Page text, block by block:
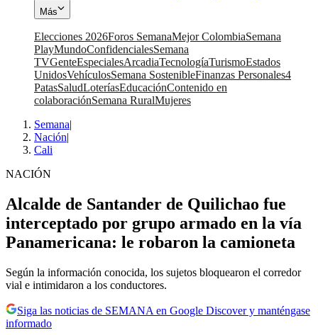
Más
Elecciones 2026Foros SemanaMejor ColombiaSemana
PlayMundoConfidencialesSemana
TVGenteEspecialesArcadiaTecnologíaTurismoEstados
UnidosVehículosSemana SostenibleFinanzas Personales4
PatasSaludLoteríasEducaciónContenido en
colaboraciónSemana RuralMujeres
Semana|
Nación|
Cali
NACIÓN
Alcalde de Santander de Quilichao fue
interceptado por grupo armado en la vía
Panamericana: le robaron la camioneta
Según la información conocida, los sujetos bloquearon el corredor
vial e intimidaron a los conductores.
Siga las noticias de SEMANA en Google Discover y manténgase
informado